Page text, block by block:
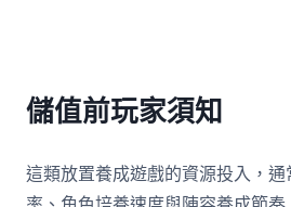
儲值前玩家須知
這類放置養成遊戲的資源投入，